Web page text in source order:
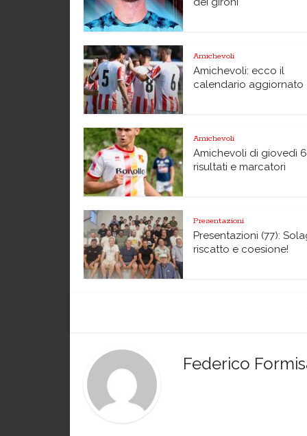
Amichevoli
Amichevoli: ecco il
calendario aggiornato
Amichevoli
Amichevoli di giovedì
risultati e marcatori
Presentazioni
Presentazioni (77):
riscatto e coesione!
Federico